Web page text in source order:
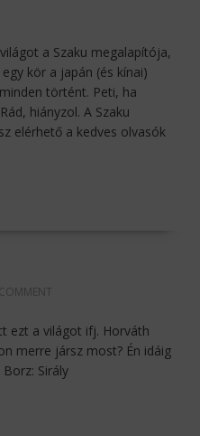
a Szaku megalapítója,
kör a japán (és kínai)
történt. Peti, ha
hiányzol. A Szaku
elérhető a kedves olvasók
ezt a világot ifj. Horváth
merre jársz most? Én idáig
Sirály